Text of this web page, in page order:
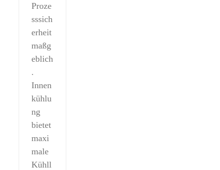
Proze
sssich
erheit
maßg
eblich
.
Innen
kühlu
ng
bietet
maxi
male
Kühll